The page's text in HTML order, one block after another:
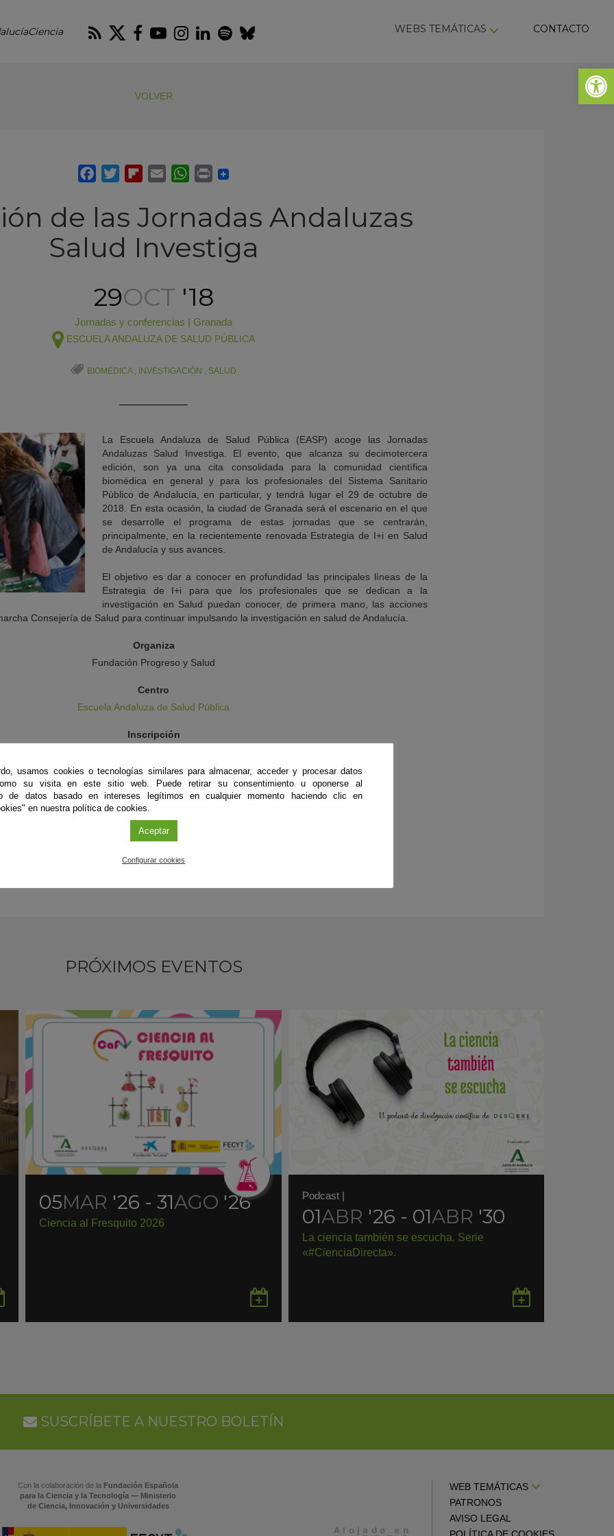
Abrir
RSS Twitter
Facebook
Youtube
Instagram
LinkedIn
Spotify
Bluesky WEBS TEMÁTICAS CONTACTO
VOLVER
de las Jornadas Andaluzas
Salud Investiga
29OCT '18
Jornadas y conferencias | Granada
ESCUELA ANDALUZA DE SALUD PÚBLICA
BIOMÉDICA, INVESTIGACIÓN , SALUD
La Escuela Andaluza de Salud Pública (EASP) acoge las Jornadas
Andaluzas Salud Investiga. El evento, que alcanza su decimotercera
edición, son ya una cita consolidada para la comunidad científica
biomédica en general y para los profesionales del Sistema Sanitario
Público de Andalucía, en particular, y tendrá lugar el 29 de octubre de
2018. En esta ocasión, la ciudad de Granada será el escenario en el que
se desarrolle el programa de estas jornadas que se centrarán,
principalmente, en la recientemente renovada Estrategia de I+i en Salud
de Andalucía y sus avances.
El objetivo es dar a conocer en profundidad las principales líneas de la
Estrategia de I+i para que los profesionales que se dedican a la
investigación en Salud puedan conocer, de primera mano, las acciones
Consejería de Salud para continuar impulsando la investigación en salud de Andalucía.
Organiza
Fundación Progreso y Salud
Centro
Escuela Andaluza de Salud Pública
Inscripción
Más información
Web de las Jornadas Andaluzas Salud Investiga
PRÓXIMOS EVENTOS
en
05MAR '26 - 31AGO '26
Ciencia al Fresquito 2026
en
Podcast|
01ABR '26 - 01ABR '30
La ciencia también se escucha. Serie
«#CienciaDirecta».
en
SUSCRÍBETE A NUESTRO BOLETÍN
Con la colaboración de la Fundación Española
para la Ciencia y la Tecnología — Ministerio
de Ciencia, Innovación y Universidades
WEB TEMÁTICAS
PATRONOS
AVISO LEGAL
usamos cookies o tecnologías similares para almacenar, acceder y procesar datos
su visita en este sitio web. Puede retirar su consentimiento u oponerse al
de datos basado en intereses legítimos en cualquier momento haciendo clic en
en nuestra política de cookies.
Aceptar
Configurar cookies